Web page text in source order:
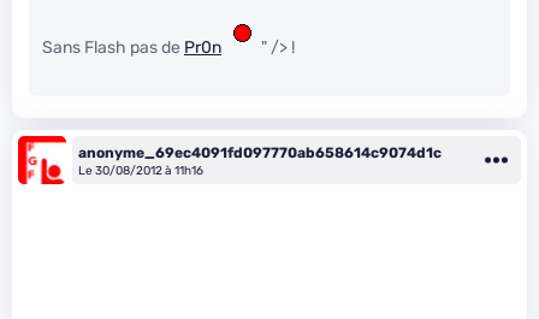
Sans Flash pas de Pr0n " /> !
anonyme_69ec4091fd097770ab658614c9074d1c
Le 30/08/2012 à 11h16